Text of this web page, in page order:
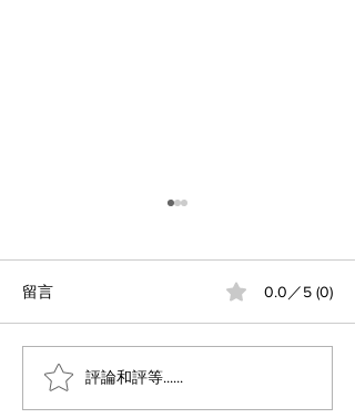
5個免費AI影片製作工具
(2)
留言 0.0／5 (0)
評論和評等......